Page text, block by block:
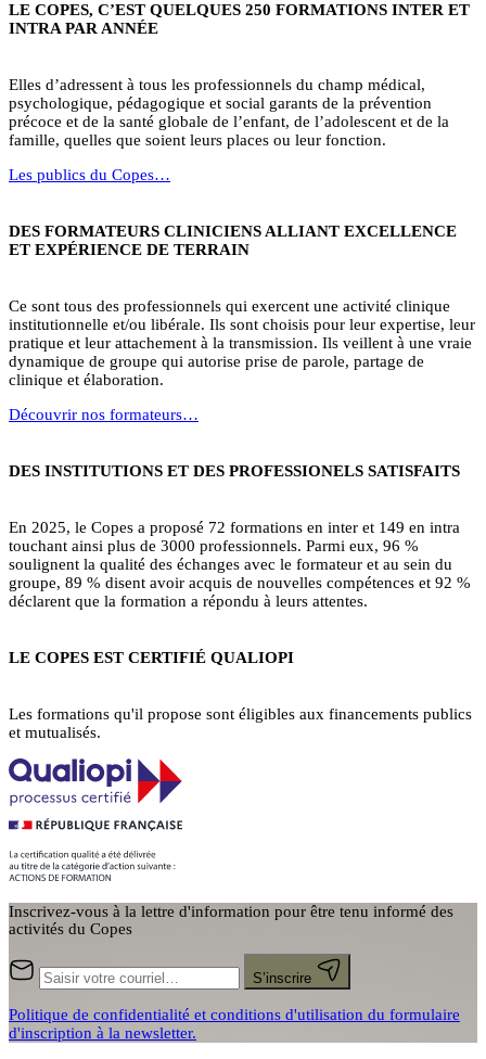
LE COPES, C’EST QUELQUES 250 FORMATIONS INTER ET
INTRA PAR ANNÉE
Elles d’adressent à tous les professionnels du champ médical,
psychologique, pédagogique et social garants de la prévention
précoce et de la santé globale de l’enfant, de l’adolescent et de la
famille, quelles que soient leurs places ou leur fonction.
Les publics du Copes…
DES FORMATEURS CLINICIENS ALLIANT EXCELLENCE
ET EXPÉRIENCE DE TERRAIN
Ce sont tous des professionnels qui exercent une activité clinique
institutionnelle et/ou libérale. Ils sont choisis pour leur expertise, leur
pratique et leur attachement à la transmission. Ils veillent à une vraie
dynamique de groupe qui autorise prise de parole, partage de
clinique et élaboration.
Découvrir nos formateurs…
DES INSTITUTIONS ET DES PROFESSIONELS SATISFAITS
En 2025, le Copes a proposé 72 formations en inter et 149 en intra
touchant ainsi plus de 3000 professionnels. Parmi eux, 96 %
soulignent la qualité des échanges avec le formateur et au sein du
groupe, 89 % disent avoir acquis de nouvelles compétences et 92 %
déclarent que la formation a répondu à leurs attentes.
LE COPES EST CERTIFIÉ QUALIOPI
Les formations qu'il propose sont éligibles aux financements publics
et mutualisés.
Inscrivez-vous à la lettre d'information pour être tenu informé des
activités du Copes
S’inscrire
Politique de confidentialité et conditions d'utilisation du formulaire
d'inscription à la newsletter.